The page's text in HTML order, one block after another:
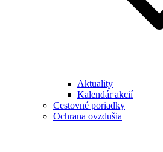
Aktuality
Kalendár akcií
Cestovné poriadky
Ochrana ovzdušia